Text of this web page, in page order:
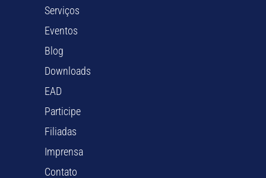
Serviços
Eventos
Blog
Downloads
EAD
Participe
Filiadas
Imprensa
Contato